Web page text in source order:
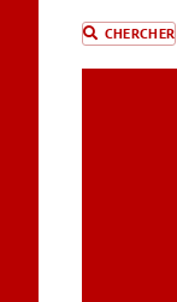
CHERCHER